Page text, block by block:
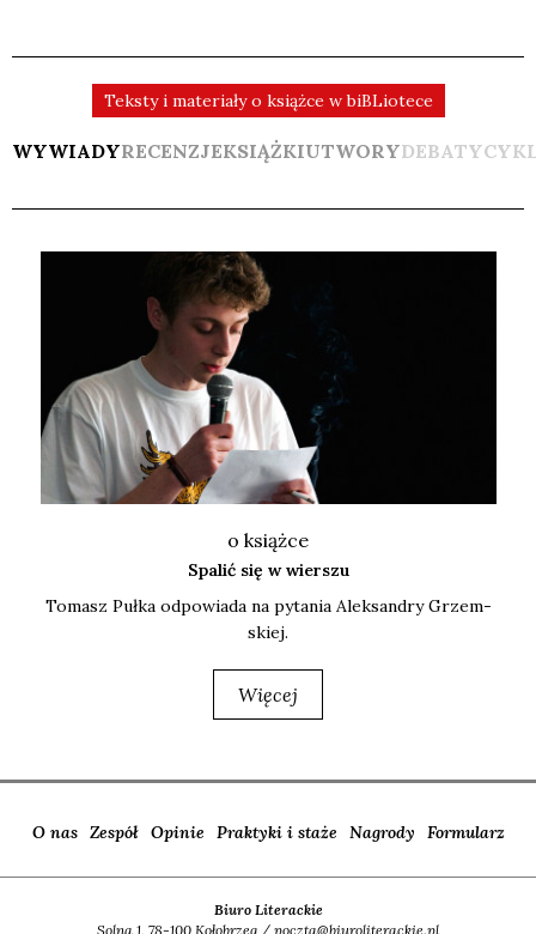
Teksty i materiały o książce w biBLiotece
WYWIADYRECENZJEKSIĄŻKIUTWORYDEBATY
o książce
Spalić się w wierszu
Tomasz Puł­ka odpo­wia­da na pyta­nia Alek­san­dry Grzem­
skiej.
Więcej
O nas Zespół Opinie Praktyki i staże Nagrody Formularz
Biuro Literackie
Solna 1, 78-100 Kołobrzeg / poczta@biuroliterackie.pl